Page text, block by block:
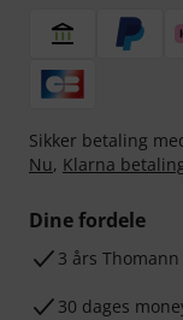
Sikker betaling
Nu, Klarna
Dine fordele
3 års
30 dages